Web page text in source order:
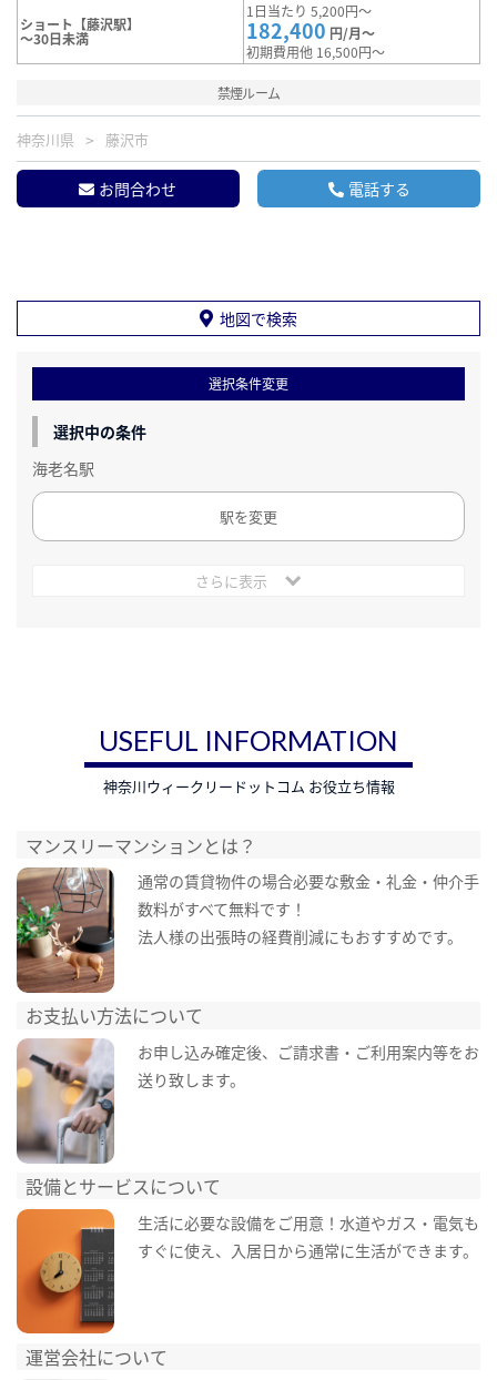
ショート【藤沢駅】
～30日未満
1日当たり 5,200円～
182,400 円/月～
初期費用他 16,500円～
禁煙ルーム
神奈川県 藤沢市
お問合わせ 電話する
地図で検索
選択条件変更
選択中の条件
海老名駅
駅を変更
さらに表示
USEFUL INFORMATION
神奈川ウィークリードットコム お役立ち情報
マンスリーマンションとは？
通常の賃貸物件の場合必要な敷金・礼金・仲介手
数料がすべて無料です！
法人様の出張時の経費削減にもおすすめです。
お支払い方法について
お申し込み確定後、ご請求書・ご利用案内等をお
送り致します。
設備とサービスについて
生活に必要な設備をご用意！水道やガス・電気も
すぐに使え、入居日から通常に生活ができます。
運営会社について